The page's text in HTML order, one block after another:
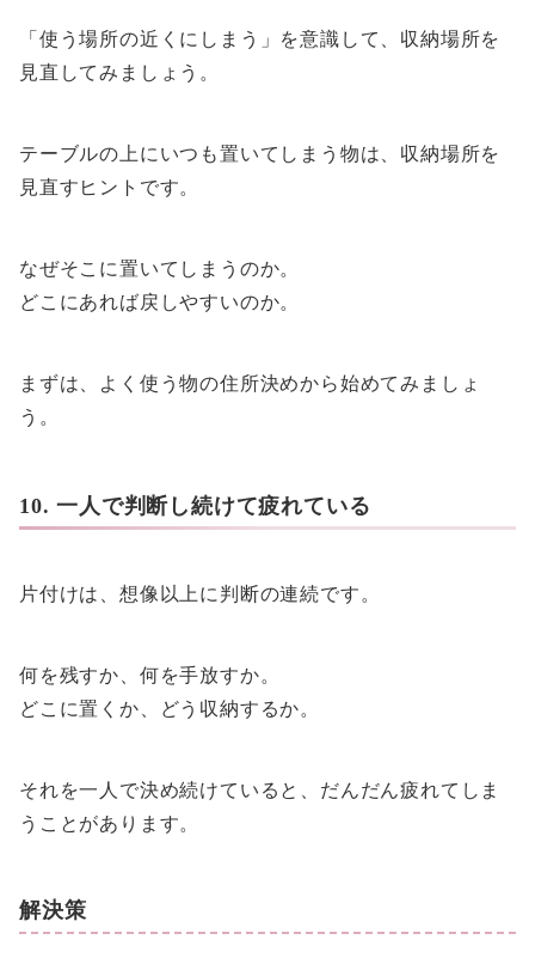
「使う場所の近くにしまう」を意識して、収納場所を
見直してみましょう。
テーブルの上にいつも置いてしまう物は、収納場所を
見直すヒントです。
なぜそこに置いてしまうのか。
どこにあれば戻しやすいのか。
まずは、よく使う物の住所決めから始めてみましょ
う。
10. 一人で判断し続けて疲れている
片付けは、想像以上に判断の連続です。
何を残すか、何を手放すか。
どこに置くか、どう収納するか。
それを一人で決め続けていると、だんだん疲れてしま
うことがあります。
解決策